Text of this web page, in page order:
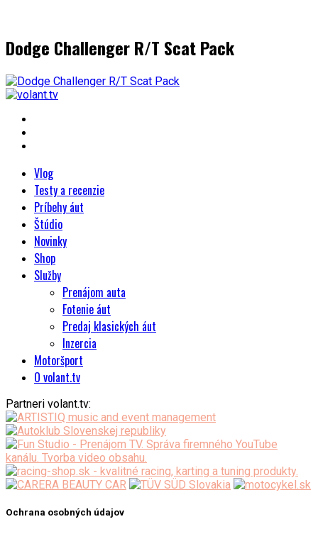
Dodge Challenger R/T Scat Pack
Vlog
Testy a recenzie
Príbehy áut
Štúdio
Novinky
Shop
Služby
Prenájom auta
Fotenie áut
Predaj klasických áut
Inzercia
Motoršport
O volant.tv
Partneri volant.tv:
Ochrana osobných údajov